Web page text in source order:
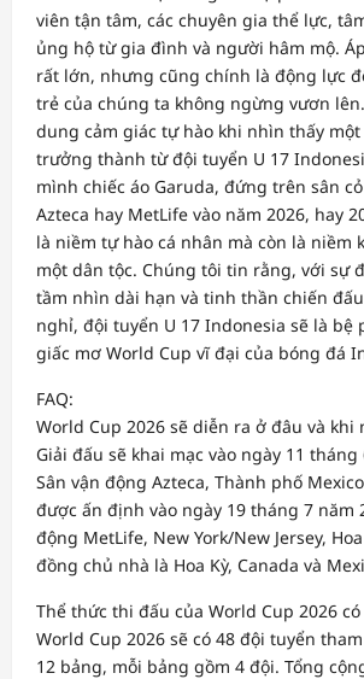
viên tận tâm, các chuyên gia thể lực,
ủng hộ từ gia đình và người hâm mộ.
rất lớn, nhưng cũng chính là động lực
trẻ của chúng ta không ngừng vươn
dung cảm giác tự hào khi nhìn thấy
trưởng thành từ đội tuyển U 17
mình chiếc áo Garuda, đứng trên sân
Azteca hay MetLife vào năm 2026, hay
là niềm tự hào cá nhân mà còn là niềm
một dân tộc. Chúng tôi tin rằng, với sự
tầm nhìn dài hạn và tinh thần chiến
nghỉ, đội tuyển U 17 Indonesia sẽ là bệ
giấc mơ World Cup vĩ đại của bóng đá
FAQ:
World Cup 2026 sẽ diễn ra ở đâu và khi
Giải đấu sẽ khai mạc vào ngày 11 tháng
Sân vận động Azteca, Thành phố
được ấn định vào ngày 19 tháng 7 năm
động MetLife, New York/New Jersey,
đồng chủ nhà là Hoa Kỳ, Canada và
Thể thức thi đấu của World Cup 2026
World Cup 2026 sẽ có 48 đội tuyển
12 bảng, mỗi bảng gồm 4 đội. Tổng